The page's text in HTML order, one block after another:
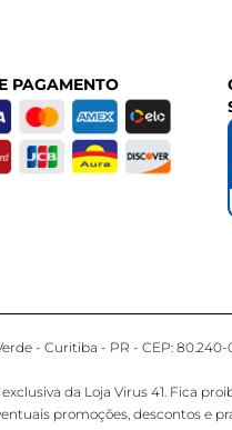
PAGAMENTO
- Curitiba - PR - CEP: 80.240-
da Loja Virus 41. Fica
promoções, descontos e